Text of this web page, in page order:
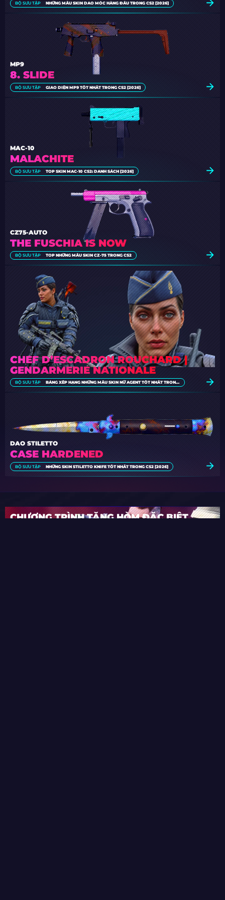
BỘ SƯU TẬP NHỮNG MẪU SKIN DAO MÓC HÀNG ĐẦU TRONG CS2 [2026]
8. SLIDE
MP9
BỘ SƯU TẬP GIAO DIỆN MP9 TỐT NHẤT TRONG CS2 [2026]
MALACHITE
MAC-10
BỘ SƯU TẬP TOP SKIN MAC-10 CS2: DANH SÁCH [2026]
THE FUSCHIA IS NOW
CZ75-AUTO
BỘ SƯU TẬP TOP NHỮNG MẪU SKIN CZ-75 TRONG CS2
CHEF D’ESCADRON ROUCHARD |
GENDARMERIE NATIONALE
BỘ SƯU TẬP BẢNG XẾP HẠNG NHỮNG MẪU SKIN NỮ AGENT TỐT NHẤT TRONG CS2 [2026]
CASE HARDENED
DAO STILETTO
BỘ SƯU TẬP NHỮNG SKIN STILETTO KNIFE TỐT NHẤT TRONG CS2 [2026]
CHƯƠNG TRÌNH TẶNG HÒM ĐẶC BIỆT